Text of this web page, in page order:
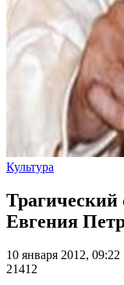
Культура
Трагический
Евгения
10 января 2012, 09:22
21412